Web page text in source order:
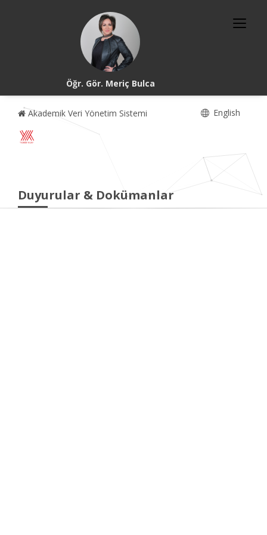
Öğr. Gör. Meriç Bulca
Akademik Veri Yönetim Sistemi English
Duyurular & Dokümanlar